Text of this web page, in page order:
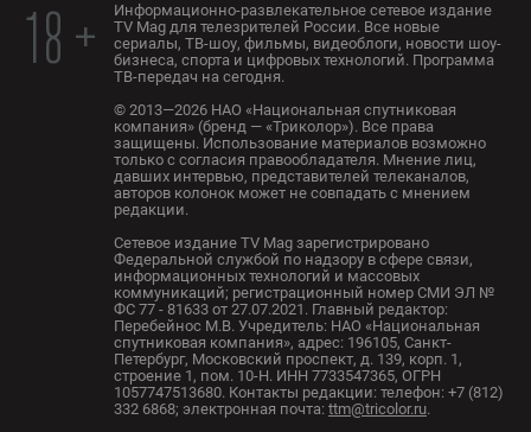
18 +
Информационно-развлекательное сетевое издание
TV Mag для телезрителей России. Все новые
сериалы, ТВ-шоу, фильмы, видеоблоги, новости шоу-
бизнеса, спорта и цифровых технологий. Программа
ТВ-передач на сегодня.
© 2013—2026 НАО «Национальная спутниковая
компания» (бренд — «Триколор»). Все права
защищены. Использование материалов возможно
только с согласия правообладателя. Мнение лиц,
давших интервью, представителей телеканалов,
авторов колонок может не совпадать с мнением
редакции.
Сетевое издание TV Mag зарегистрировано
Федеральной службой по надзору в сфере связи,
информационных технологий и массовых
коммуникаций; регистрационный номер СМИ ЭЛ №
ФС 77 - 81633 от 27.07.2021. Главный редактор:
Перебейнос М.В. Учредитель: НАО «Национальная
спутниковая компания», адрес: 196105, Санкт-
Петербург, Московский проспект, д. 139, корп. 1,
строение 1, пом. 10-Н. ИНН 7733547365, ОГРН
1057747513680. Контакты редакции: телефон: +7 (812)
332 6868; электронная почта: ttm@tricolor.ru.